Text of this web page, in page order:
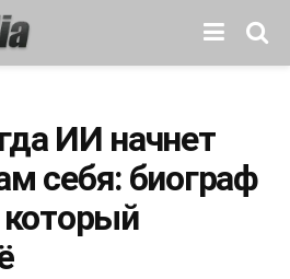
ИИ начнет
себя: биограф
который